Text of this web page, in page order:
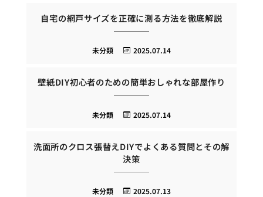
自宅の網戸サイズを正確に測る方法を徹底解説
2025.07.14
未分類
壁紙DIY初心者のための簡単おしゃれな部屋作り
2025.07.14
未分類
洗面所のクロス張替えDIYでよくある質問とその解
決策
2025.07.13
未分類